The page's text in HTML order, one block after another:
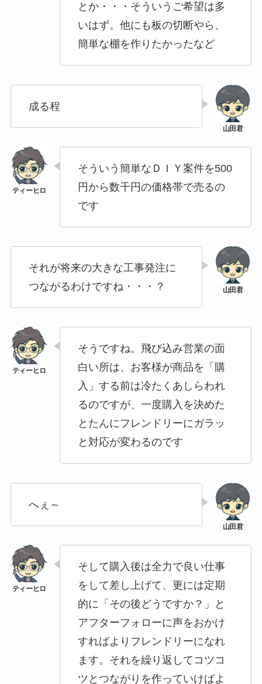
とか・・・そういうご希望は多
いはず。他にも板の切断やら、
簡単な棚を作りたかったなど
成る程
そういう簡単なＤＩＹ案件を500
円から数千円の価格帯で売るの
です
それが将来の大きな工事発注に
つながるわけですね・・・？
そうですね。飛び込み営業の面
白い所は、お客様が商品を「購
入」する前は冷たくあしらわれ
るのですが、一度購入を決めた
とたんにフレンドリーにガラッ
と対応が変わるのです
へぇ～
そして購入後は全力で良い仕事
をして差し上げて、更には定期
的に「その後どうですか？」と
アフターフォローに声をおかけ
すればよりフレンドリーになれ
ます。それを繰り返してコツコ
ツとつながりを作っていけばよ